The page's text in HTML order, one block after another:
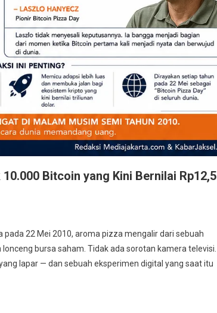
Bitcoin yang Kini Bernilai Rp12,5
pada 22 Mei 2010, aroma pizza mengalir dari sebuah
bursa saham. Tidak ada sorotan kamera televisi.
lapar — dan sebuah eksperimen digital yang saat itu